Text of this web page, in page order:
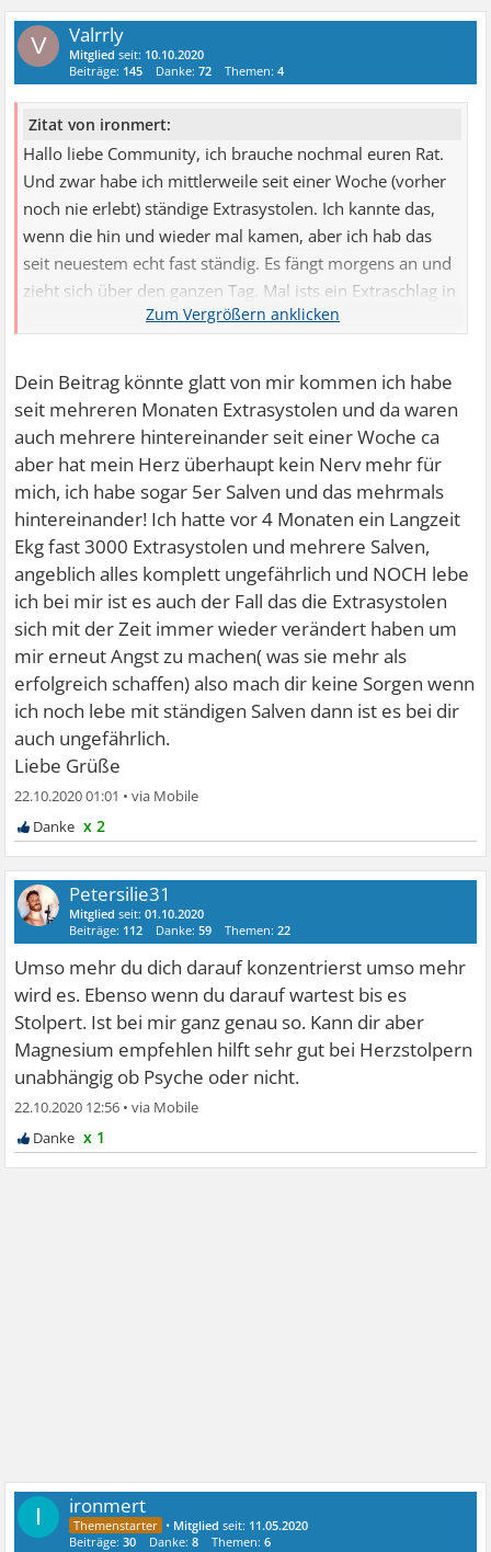
V Valrrly
Mitglied seit: 10.10.2020
Beiträge: 145 Danke:72 Themen:4
Zitat von ironmert:
Hallo liebe Community, ich brauche nochmal euren Rat.
Und zwar habe ich mittlerweile seit einer Woche (vorher
noch nie erlebt) ständige Extrasystolen. Ich kannte das,
wenn die hin und wieder mal kamen, aber ich hab das
seit neuestem echt fast ständig. Es fängt morgens an und
zieht sich über den ganzen Tag. Mal ists ein Extraschlag in
der Minute, mal 5-10 und mal hab ich 10 Minuten ruhe.
Untersuchungen, von ruhe Ekgs bis mehrere Male
Ultraschall und 72 Stunden ekg. Alles ohne relevanz und
ich bin gesund laut Ärztestab. Diese Extrasystolen die jetzt
öfter auftreten hatte ich damals (noch im August
untersucht) nicht. War gestern in der Notaufnahme weil
ich echt angst hatte und ausgerechnet dort beim Ekg hatte
ich natürlich keine Extraschläge, als ich aber dann wieder
nach Hause gefahren bin ging wieder die Post ab. Ich
habe heute auch mit meinem Hausarzt drüber
gesprochen und er sagt meine psyche lässt mein herz
stolpern, ich soll mir nicht so viele sorgen machen. Gibt
es hier vielleicht jemaden der auch mal so ähnliches
hatte? Kann mir jemand allgemein ein bisschen
weiterhelfen? Dankesehr.
Dein Beitrag könnte glatt von mir kommen ich habe
seit mehreren Monaten Extrasystolen und da waren
auch mehrere hintereinander seit einer Woche ca
aber hat mein Herz überhaupt kein Nerv mehr für
mich, ich habe sogar 5er Salven und das mehrmals
hintereinander! Ich hatte vor 4 Monaten ein Langzeit
Ekg fast 3000 Extrasystolen und mehrere Salven,
angeblich alles komplett ungefährlich und NOCH lebe
ich bei mir ist es auch der Fall das die Extrasystolen
sich mit der Zeit immer wieder verändert haben um
mir erneut Angst zu machen( was sie mehr als
erfolgreich schaffen) also mach dir keine Sorgen wenn
ich noch lebe mit ständigen Salven dann ist es bei dir
auch ungefährlich.
Liebe Grüße
22.10.2020 01:01 •
x 2
Petersilie31
Mitglied seit:01.10.2020
Beiträge: 112 Danke:59 Themen:22
Umso mehr du dich darauf konzentrierst umso mehr
wird es. Ebenso wenn du darauf wartest bis es
Stolpert. Ist bei mir ganz genau so. Kann dir aber
Magnesium empfehlen hilft sehr gut bei Herzstolpern
unabhängig ob Psyche oder nicht.
22.10.2020 12:56 •
x 1
I ironmert
• Mitglied seit: 11.05.2020
Beiträge:30 Danke:8 Themen:6